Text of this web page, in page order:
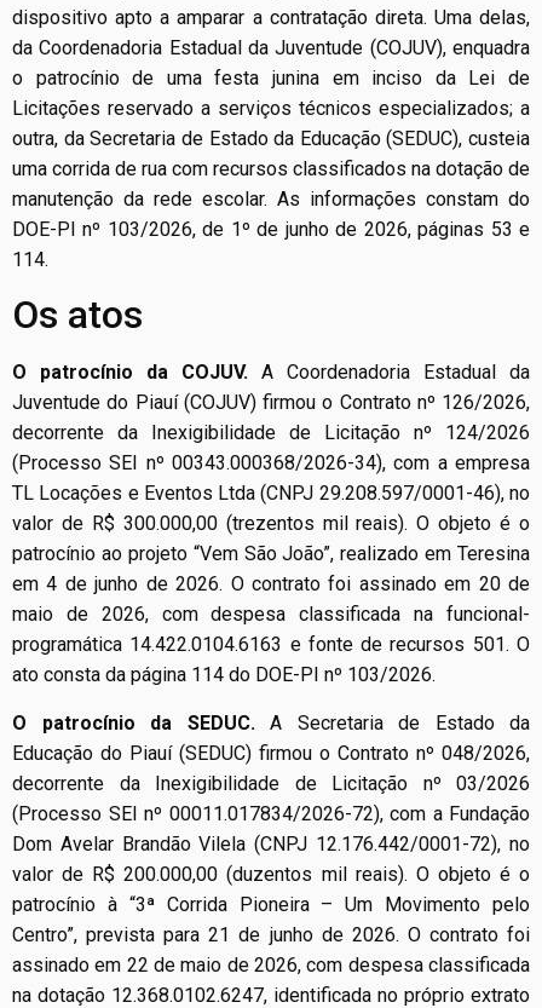
dispositivo apto a amparar a contratação direta. Uma delas,
da Coordenadoria Estadual da Juventude (COJUV), enquadra
o patrocínio de uma festa junina em inciso da Lei de
Licitações reservado a serviços técnicos especializados; a
outra, da Secretaria de Estado da Educação (SEDUC), custeia
uma corrida de rua com recursos classificados na dotação de
manutenção da rede escolar. As informações constam do
DOE-PI nº 103/2026, de 1º de junho de 2026, páginas 53 e
114.
Os atos
O patrocínio da COJUV. A Coordenadoria Estadual da
Juventude do Piauí (COJUV) firmou o Contrato nº 126/2026,
decorrente da Inexigibilidade de Licitação nº 124/2026
(Processo SEI nº 00343.000368/2026-34), com a empresa
TL Locações e Eventos Ltda (CNPJ 29.208.597/0001-46), no
valor de R$ 300.000,00 (trezentos mil reais). O objeto é o
patrocínio ao projeto “Vem São João”, realizado em Teresina
em 4 de junho de 2026. O contrato foi assinado em 20 de
maio de 2026, com despesa classificada na funcional-
programática 14.422.0104.6163 e fonte de recursos 501. O
ato consta da página 114 do DOE-PI nº 103/2026.
O patrocínio da SEDUC. A Secretaria de Estado da
Educação do Piauí (SEDUC) firmou o Contrato nº 048/2026,
decorrente da Inexigibilidade de Licitação nº 03/2026
(Processo SEI nº 00011.017834/2026-72), com a Fundação
Dom Avelar Brandão Vilela (CNPJ 12.176.442/0001-72), no
valor de R$ 200.000,00 (duzentos mil reais). O objeto é o
patrocínio à “3ª Corrida Pioneira – Um Movimento pelo
Centro”, prevista para 21 de junho de 2026. O contrato foi
assinado em 22 de maio de 2026, com despesa classificada
na dotação 12.368.0102.6247, identificada no próprio extrato